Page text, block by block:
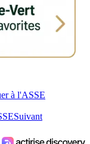
à l'ASSE
Suivant